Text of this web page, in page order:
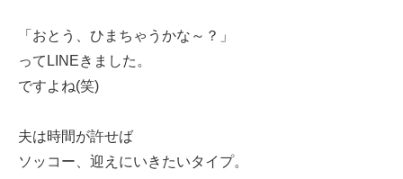
「おとう、ひまちゃうかな～？」
ってLINEきました。
ですよね(笑)
夫は時間が許せば
ソッコー、迎えにいきたいタイプ。